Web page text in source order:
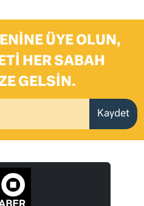
ÜYE OLUN,
HER SABAH
GELSIN.
Kaydet